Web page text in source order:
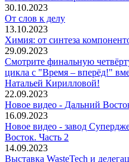
30.10.2023
От слов к делу
13.10.2023
Химия: от синтеза
29.09.2023
Смотрите финальную
цикла с "Время – вперёд!"
Натальей Кирилловой!
22.09.2023
Новое видео - Дальний
16.09.2023
Новое видео - завод
Восток. Часть 2
14.09.2023
Выставка WasteTech и